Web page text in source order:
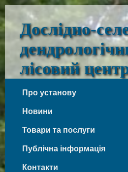
Дослідно-
лісовий
Боковеньки"
Веселі Боковеньки
Про установу
Новини
Товари та послуги
Публічна інформація
Контакти